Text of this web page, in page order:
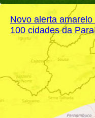
Novo alerta
100 cidades da